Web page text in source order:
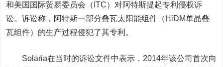
和美国国际贸易委员会（ITC）对阿特斯提起专利侵权诉
讼。诉讼称，阿特斯一部分叠瓦太阳能组件（HiDM单晶叠
瓦组件）的生产过程侵犯了其专利。
Solaria在当时的诉讼文件中表示，2014年该公司首次向